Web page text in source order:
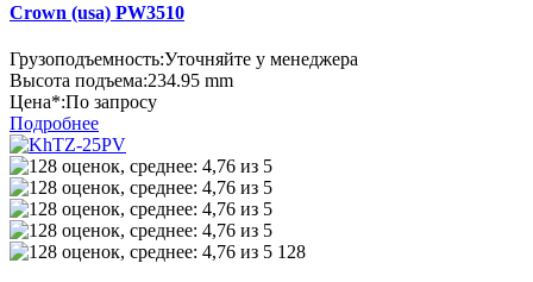
Crown (usa) PW3510
Грузоподъемность:Уточняйте у менеджера
Высота подъема:234.95 mm
Цена*:По запросу
Подробнее
128